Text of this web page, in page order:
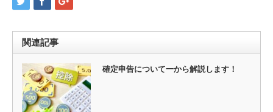
関連記事
確定申告について一から解説します！